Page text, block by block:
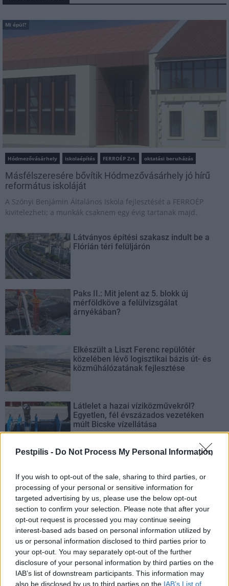
Pestpilis - Do Not Process My Personal Information
If you wish to opt-out of the sale, sharing to third parties, or
processing of your personal or sensitive information for
targeted advertising by us, please use the below opt-out
section to confirm your selection. Please note that after your
opt-out request is processed you may continue seeing
interest-based ads based on personal information utilized by
us or personal information disclosed to third parties prior to
your opt-out. You may separately opt-out of the further
disclosure of your personal information by third parties on the
IAB’s list of downstream participants. This information may
also be disclosed by us to third parties on the IAB’s List of
Mi épül?
Hódmezővásárhely iskolaépítés FERROÉP Zrt. oktatási beruházás
Másfélszeresére bővítik Hódmezővásárhely jó hírű
református iskoláját
A Szőnyi Benjámin Általános Iskola fejlesztését a FERROÉP
kivitelezheti; a munkák csaknem egy évig tartanak majd.
Látványos építési szakasz indult be a
Flórián téri felüljárón
Paks II.: Mit jelent az 5. blokk új
mérföldköve a felülvizsgálat
árnyékában?
Elkészült a Liszt Ferenc repülőtér
közelében lévő logisztikai bázis út- és
közműhálózatának fejlesztése
Látlelet a hazai víziközművekről?
Egyetlen, fél évszázados vezetéken
múlt Bicske vízellátása
AJÁNLJUK MÉG